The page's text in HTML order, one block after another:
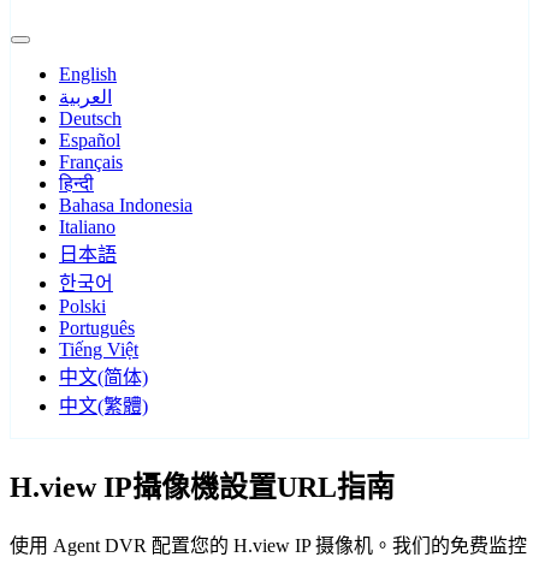
English
العربية
Deutsch
Español
Français
हिन्दी
Bahasa Indonesia
Italiano
日本語
한국어
Polski
Português
Tiếng Việt
中文(简体)
中文(繁體)
H.view IP攝像機設置URL指南
使用 Agent DVR 配置您的 H.view IP 摄像机。我们的免费监控